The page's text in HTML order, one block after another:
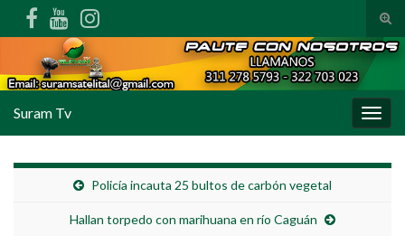
Suram Tv
Policía incauta 25 bultos de carbón vegetal
Hallan torpedo con marihuana en río Caguán